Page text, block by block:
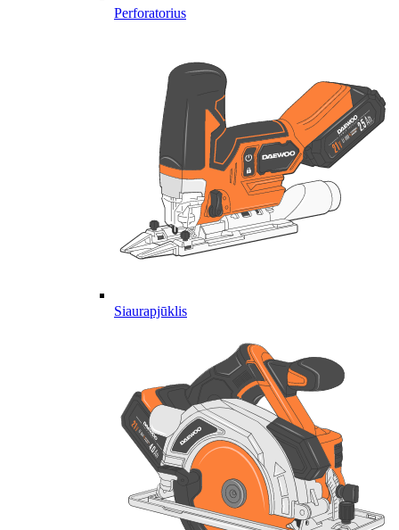
Perforatorius
Siaurapjūklis